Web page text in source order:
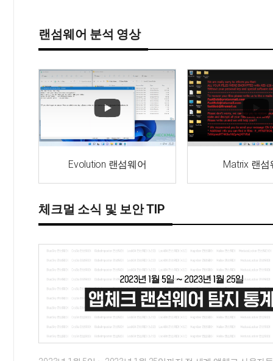
랜섬웨어 분석 영상
Evolution 랜섬웨어 Matrix 랜섬
체크멀 소식 및 보안 TIP